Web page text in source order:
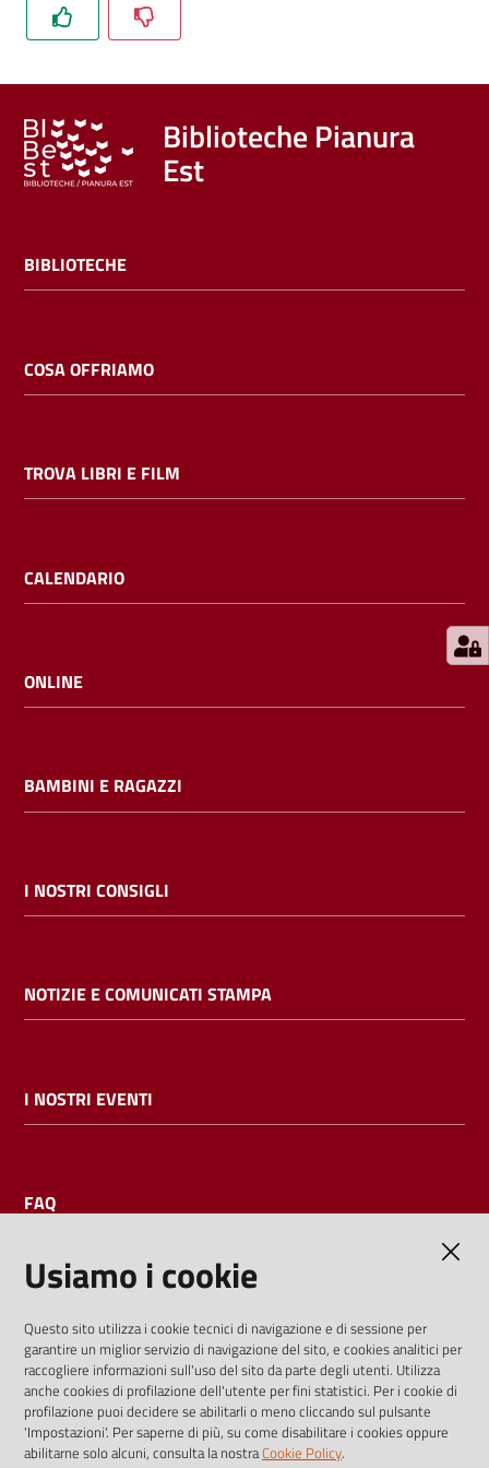
libri
film
Calendario
Bambini
E
l
i
cataloghi
bibliotecario
Biblioteche Pianura
Est
BIBLIOTECHE
COSA OFFRIAMO
TROVA LIBRI E FILM
CALENDARIO
ONLINE
BAMBINI E RAGAZZI
I NOSTRI CONSIGLI
NOTIZIE E COMUNICATI STAMPA
I NOSTRI EVENTI
FAQ
I dati personali pubblicati sono riutilizzabili solo alle condizioni
previste dalla direttiva comunitaria 2003/98/CE e dal d.lgs.
36/2006
Usiamo i cookie
Questo sito utilizza i cookie tecnici di navigazione e di sessione per
garantire un miglior servizio di navigazione del sito, e cookies analitici per
raccogliere informazioni sull'uso del sito da parte degli utenti. Utilizza
anche cookies di profilazione dell'utente per fini statistici. Per i cookie di
profilazione puoi decidere se abilitarli o meno cliccando sul pulsante
'Impostazioni'. Per saperne di più, su come disabilitare i cookies oppure
abilitarne solo alcuni, consulta la nostraCookie Policy.